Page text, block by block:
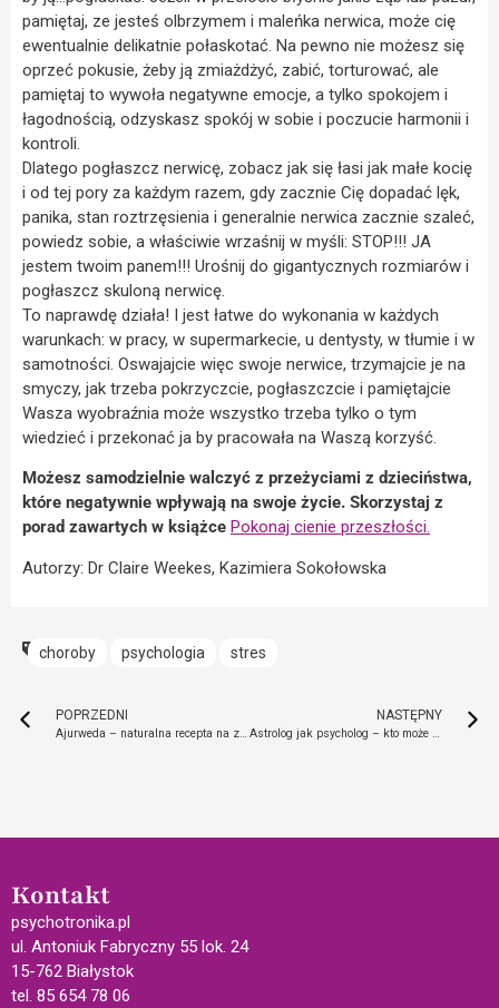
pamiętaj, ze jesteś olbrzymem i maleńka nerwica, może cię
ewentualnie delikatnie połaskotać. Na pewno nie możesz się
oprzeć pokusie, żeby ją zmiażdżyć, zabić, torturować, ale
pamiętaj to wywoła negatywne emocje, a tylko spokojem i
łagodnością, odzyskasz spokój w sobie i poczucie harmonii i
kontroli.
Dlatego pogłaszcz nerwicę, zobacz jak się łasi jak małe kocię
i od tej pory za każdym razem, gdy zacznie Cię dopadać lęk,
panika, stan roztrzęsienia i generalnie nerwica zacznie szaleć,
powiedz sobie, a właściwie wrzaśnij w myśli: STOP!!! JA
jestem twoim panem!!! Urośnij do gigantycznych rozmiarów i
pogłaszcz skuloną nerwicę.
To naprawdę działa! I jest łatwe do wykonania w każdych
warunkach: w pracy, w supermarkecie, u dentysty, w tłumie i w
samotności. Oswajajcie więc swoje nerwice, trzymajcie je na
smyczy, jak trzeba pokrzyczcie, pogłaszczcie i pamiętajcie
Wasza wyobraźnia może wszystko trzeba tylko o tym
wiedzieć i przekonać ja by pracowała na Waszą korzyść.
Możesz samodzielnie walczyć z przeżyciami z dzieciństwa,
które negatywnie wpływają na swoje życie. Skorzystaj z
porad zawartych w książce Pokonaj cienie przeszłości.
Autorzy: Dr Claire Weekes, Kazimiera Sokołowska
choroby psychologia stres
POPRZEDNI
Ajurweda – naturalna recepta na zdrowie i piękno
NASTĘPNY
Astrolog jak psycholog – kto może praktykować astrologię?
Kontakt
psychotronika.pl
ul. Antoniuk Fabryczny 55 lok. 24
15-762 Białystok
tel. 85 654 78 06